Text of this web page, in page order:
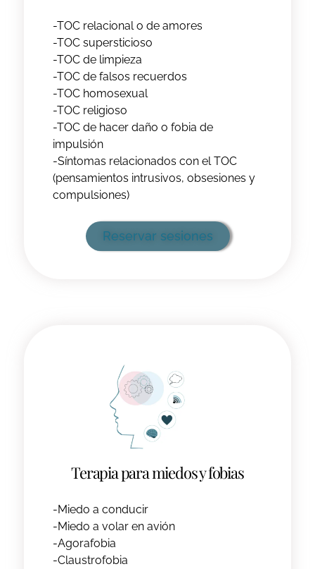
-TOC relacional o de amores
-TOC supersticioso
-TOC de limpieza
-TOC de falsos recuerdos
-TOC homosexual
-TOC religioso
-TOC de hacer daño o fobia de
impulsión
-Síntomas relacionados con el TOC
(pensamientos intrusivos, obsesiones y
compulsiones)
Reservar sesiones
Terapia para miedos y fobias
-Miedo a conducir
-Miedo a volar en avión
-Agorafobia
-Claustrofobia